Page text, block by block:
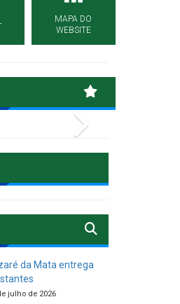
MAPA DO
WEBSITE
da Mata entrega
julho de 2026